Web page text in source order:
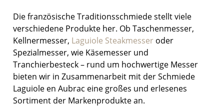
Die französische Traditionsschmiede stellt viele
verschiedene Produkte her. Ob Taschenmesser,
Kellnermesser, Laguiole Steakmesser oder
Spezialmesser, wie Käsemesser und
Tranchierbesteck – rund um hochwertige Messer
bieten wir in Zusammenarbeit mit der Schmiede
Laguiole en Aubrac eine großes und erlesenes
Sortiment der Markenprodukte an.